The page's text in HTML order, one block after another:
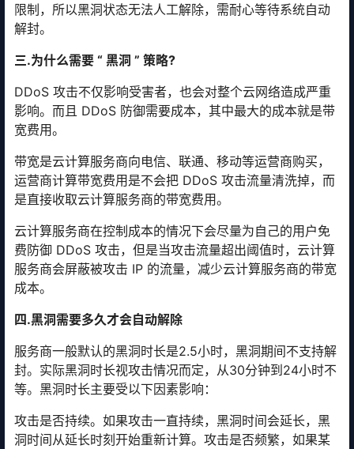
限制，所以黑洞状态无法人工解除，需耐心等待系统自动
解封。
三.为什么需要 “ 黑洞 ” 策略?
DDoS 攻击不仅影响受害者，也会对整个云网络造成严重
影响。而且 DDoS 防御需要成本，其中最大的成本就是带
宽费用。
带宽是云计算服务商向电信、联通、移动等运营商购买，
运营商计算带宽费用是不会把 DDoS 攻击流量清洗掉，而
是直接收取云计算服务商的带宽费用。
云计算服务商在控制成本的情况下会尽量为自己的用户免
费防御 DDoS 攻击，但是当攻击流量超出阈值时，云计算
服务商会屏蔽被攻击 IP 的流量，减少云计算服务商的带宽
成本。
四.黑洞需要多久才会自动解除
服务商一般默认的黑洞时长是2.5小时，黑洞期间不支持解
封。实际黑洞时长视攻击情况而定，从30分钟到24小时不
等。黑洞时长主要受以下因素影响：
攻击是否持续。如果攻击一直持续，黑洞时间会延长，黑
洞时间从延长时刻开始重新计算。攻击是否频繁，如果某